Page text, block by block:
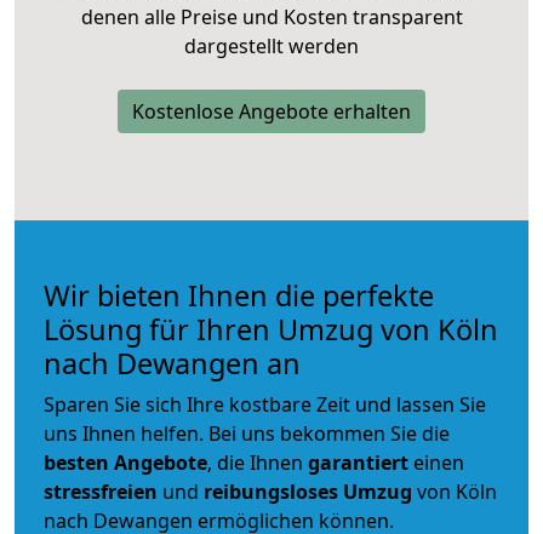
denen alle Preise und Kosten transparent
dargestellt werden
Kostenlose Angebote erhalten
Wir bieten Ihnen die perfekte
Lösung für Ihren Umzug von Köln
nach Dewangen an
Sparen Sie sich Ihre kostbare Zeit und lassen Sie
uns Ihnen helfen. Bei uns bekommen Sie die
besten Angebote, die Ihnen garantiert einen
stressfreien und reibungsloses Umzug von Köln
nach Dewangen ermöglichen können.